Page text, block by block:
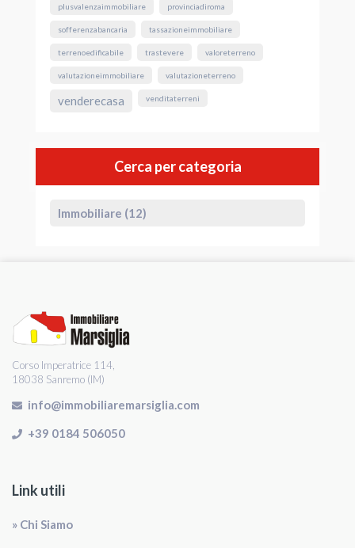
plusvalenzaimmobiliare provinciadiroma
sofferenzabancaria tassazioneimmobiliare
terrenoedificabile trastevere valoreterreno
valutazioneimmobiliare valutazioneterreno
venderecasa venditaterreni
Cerca per categoria
Immobiliare (12)
Corso Imperatrice 114,
18038 Sanremo (IM)
info@immobiliaremarsiglia.com
+39 0184 506050
Link utili
» Chi Siamo